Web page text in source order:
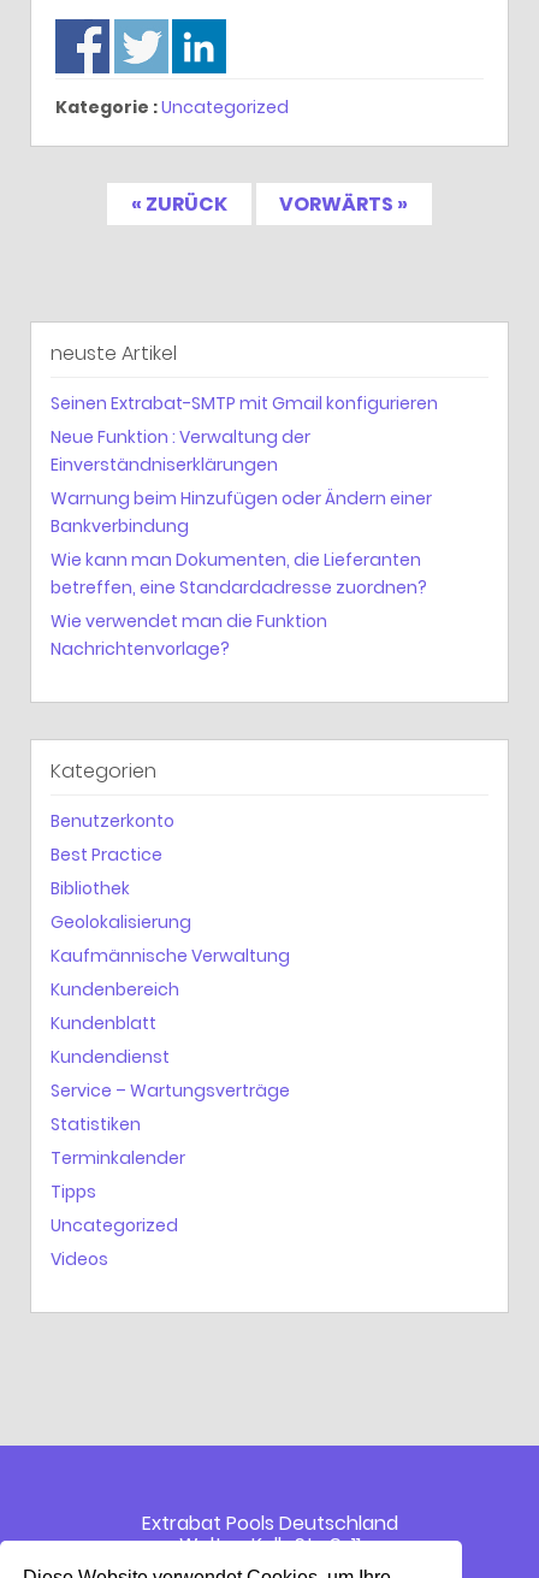
Kategorie :Uncategorized
« ZURÜCK VORWÄRTS »
neuste Artikel
Seinen Extrabat-SMTP mit Gmail konfigurieren
Neue Funktion : Verwaltung der
Einverständniserklärungen
Warnung beim Hinzufügen oder Ändern einer
Bankverbindung
Wie kann man Dokumenten, die Lieferanten
betreffen, eine Standardadresse zuordnen?
Wie verwendet man die Funktion
Nachrichtenvorlage?
Kategorien
Benutzerkonto
Best Practice
Bibliothek
Geolokalisierung
Kaufmännische Verwaltung
Kundenbereich
Kundenblatt
Kundendienst
Service – Wartungsverträge
Statistiken
Terminkalender
Tipps
Uncategorized
Videos
Extrabat Pools Deutschland
Walter-Kolb Str. 9-11
60594 Frankfurt am Main